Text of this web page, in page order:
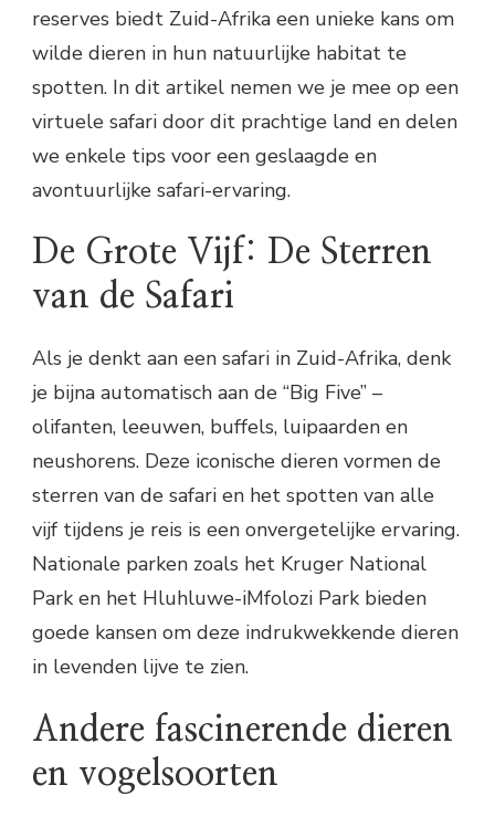
reserves biedt Zuid-Afrika een unieke kans om
wilde dieren in hun natuurlijke habitat te
spotten. In dit artikel nemen we je mee op een
virtuele safari door dit prachtige land en delen
we enkele tips voor een geslaagde en
avontuurlijke safari-ervaring.
De Grote Vijf: De Sterren
van de Safari
Als je denkt aan een safari in Zuid-Afrika, denk
je bijna automatisch aan de “Big Five” –
olifanten, leeuwen, buffels, luipaarden en
neushorens. Deze iconische dieren vormen de
sterren van de safari en het spotten van alle
vijf tijdens je reis is een onvergetelijke ervaring.
Nationale parken zoals het Kruger National
Park en het Hluhluwe-iMfolozi Park bieden
goede kansen om deze indrukwekkende dieren
in levenden lijve te zien.
Andere fascinerende dieren
en vogelsoorten